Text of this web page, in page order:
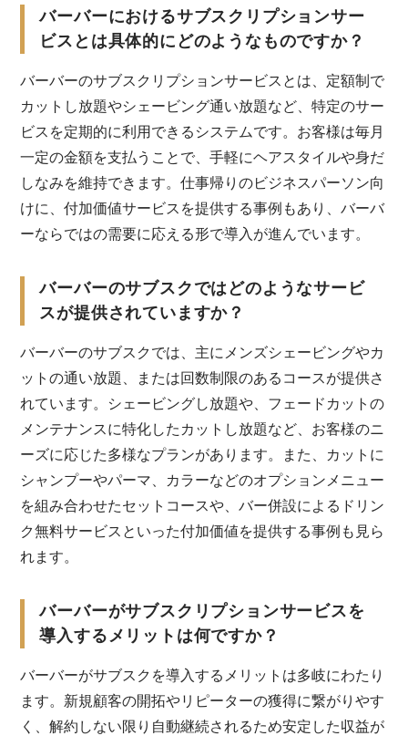
バーバーにおけるサブスクリプションサー
ビスとは具体的にどのようなものですか？
バーバーのサブスクリプションサービスとは、定額制で
カットし放題やシェービング通い放題など、特定のサー
ビスを定期的に利用できるシステムです。お客様は毎月
一定の金額を支払うことで、手軽にヘアスタイルや身だ
しなみを維持できます。仕事帰りのビジネスパーソン向
けに、付加価値サービスを提供する事例もあり、バーバ
ーならではの需要に応える形で導入が進んでいます。
バーバーのサブスクではどのようなサービ
スが提供されていますか？
バーバーのサブスクでは、主にメンズシェービングやカ
ットの通い放題、または回数制限のあるコースが提供さ
れています。シェービングし放題や、フェードカットの
メンテナンスに特化したカットし放題など、お客様のニ
ーズに応じた多様なプランがあります。また、カットに
シャンプーやパーマ、カラーなどのオプションメニュー
を組み合わせたセットコースや、バー併設によるドリン
ク無料サービスといった付加価値を提供する事例も見ら
れます。
バーバーがサブスクリプションサービスを
導入するメリットは何ですか？
バーバーがサブスクを導入するメリットは多岐にわたり
ます。新規顧客の開拓やリピーターの獲得に繋がりやす
く、解約しない限り自動継続されるため安定した収益が